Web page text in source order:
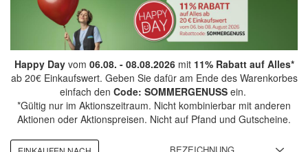
Happy Dayvom 06.08. - 08.08.2026mit 11% Rabatt auf Alles*
ab 20€ Einkaufswert. Geben Sie dafür am Ende des Warenkorbes
einfach den Code: SOMMERGENUSSein.
*Gültig nur im Aktionszeitraum. Nicht kombinierbar mit anderen
Aktionen oder Aktionspreisen. Nicht auf Pfand und Gutscheine.